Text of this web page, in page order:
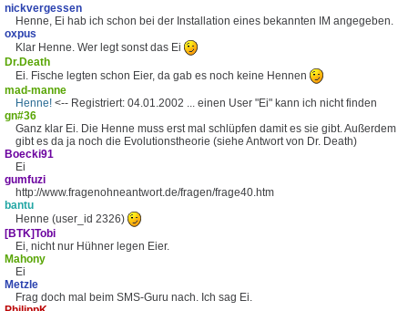
nickvergessen
Henne, Ei hab ich schon bei der Installation eines bekannten IM angegeben.
oxpus
Klar Henne. Wer legt sonst das Ei
Dr.Death
Ei. Fische legten schon Eier, da gab es noch keine Hennen
mad-manne
Henne! <-- Registriert: 04.01.2002 ... einen User "Ei" kann ich nicht finden
gn#36
Ganz klar Ei. Die Henne muss erst mal schlüpfen damit es sie gibt. Außerdem
gibt es da ja noch die Evolutionstheorie (siehe Antwort von Dr. Death)
Boecki91
Ei
gumfuzi
http://www.fragenohneantwort.de/fragen/frage40.htm
bantu
Henne (user_id 2326)
[BTK]Tobi
Ei, nicht nur Hühner legen Eier.
Mahony
Ei
Metzle
Frag doch mal beim SMS-Guru nach. Ich sag Ei.